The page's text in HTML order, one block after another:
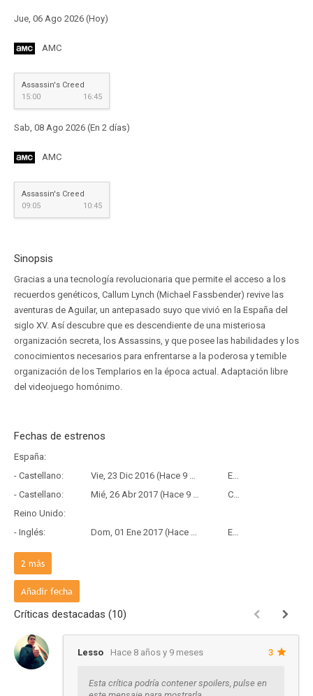
Jue, 06 Ago 2026 (Hoy)
AMC
Assassin's Creed
15:00
16:45
Sab, 08 Ago 2026 (En 2 días)
AMC
Assassin's Creed
09:05
10:45
Sinopsis
Gracias a una tecnología revolucionaria que permite el acceso a los
recuerdos genéticos, Callum Lynch (Michael Fassbender) revive las
aventuras de Aguilar, un antepasado suyo que vivió en la España del
siglo XV. Así descubre que es descendiente de una misteriosa
organización secreta, los Assassins, y que posee las habilidades y los
conocimientos necesarios para enfrentarse a la poderosa y temible
organización de los Templarios en la época actual. Adaptación libre
del videojuego homónimo.
Fechas de estrenos
España:
- Castellano:
Vie, 23 Dic 2016 (Hace 9 años y 7 meses)
Estreno
- Castellano:
Mié, 26 Abr 2017 (Hace 9 años y 3 meses)
Copia Física
Reino Unido:
- Inglés:
Dom, 01 Ene 2017 (Hace 9 años y 7 meses)
Estreno
Francia:
- Frances:
País de origen:
- V.O:
Mié, 21 Dic 2016 (Hace 9 años y 7 meses)
2 más
Añadir fecha
Críticas destacadas (10)
Lesso Hace 8 años y 9 meses 3
Esta crítica podría contener spoilers, pulse en